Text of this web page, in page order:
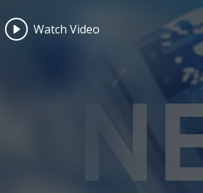
Watch Video